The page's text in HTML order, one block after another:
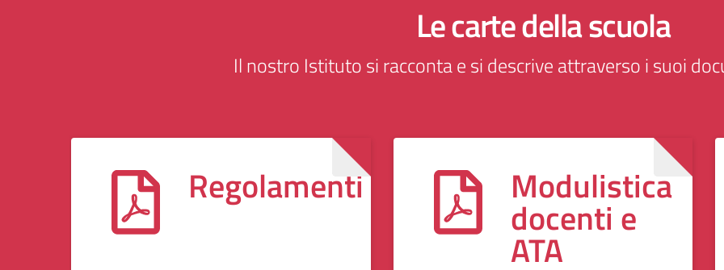
Le carte della scuola
Il nostro Istituto si racconta e si descrive attraverso i suoi
Regolamenti Modulistica
docenti e
ATA